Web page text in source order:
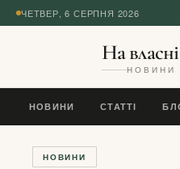
ЧЕТВЕР, 6 СЕРПНЯ 2026
На
НОВИНИ
НОВИНИ СТАТТІ
НОВИНИ